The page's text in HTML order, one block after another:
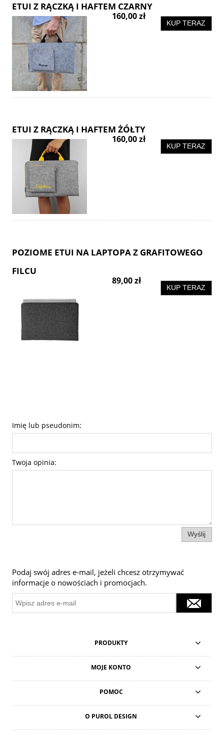
ETUI Z RĄCZKĄ I HAFTEM CZARNY
160,00 zł
KUP TERAZ
ETUI Z RĄCZKĄ I HAFTEM ŻÓŁTY
160,00 zł
KUP TERAZ
POZIOME ETUI NA LAPTOPA Z GRAFITOWEGO
FILCU
89,00 zł
KUP TERAZ
Imię lub pseudonim:
Twoja opinia:
Wyślij
Podaj swój adres e-mail, jeżeli chcesz otrzymywać
informacje o nowościach i promocjach.
PRODUKTY
MOJE KONTO
POMOC
O PUROL DESIGN